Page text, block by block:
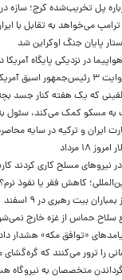
پل تخریب‌شده کرج؛ سازه
می‌خواهد به تقابل با
پایان جنگ اوکراین شد
در نزدیکی پایگاه آمریکا
کشورشان
که یک هفته کنار جسد
به مسکو کمک می‌کند، سئول
۱۸ مرداد
نیروهای مسلح کاری کردند
کاهش فقر یا نفوذ
بیت رهبری در ۹ اسفند
سلاح حماس از غزه خارج
«توافق مکه» هشدار
را ترور می‌کنند که
متخصصان به نیروگاه